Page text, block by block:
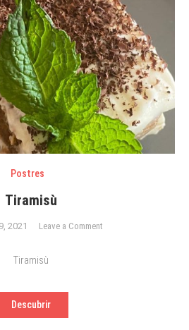
Postres
Tiramisù
2021 Leave a Commenton
Tiramisù
Descubrir